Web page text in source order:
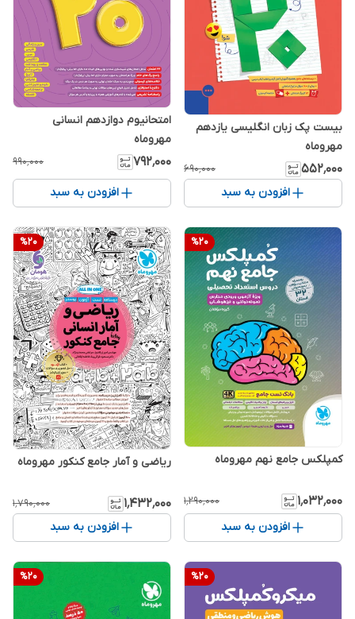
بیست پک زبان انگلیسی یازدهم
مهروماه
۵۵۲٬۰۰۰ ۶۹۰٬۰۰۰
افزودن به سبد
امتحانیوم دوازدهم انسانی
مهروماه
۷۹۲٬۰۰۰ ۹۹۰٬۰۰۰
افزودن به سبد
%20
کمپلکس جامع نهم مهروماه
۱٬۰۳۲٬۰۰۰ ۱٬۲۹۰٬۰۰۰
افزودن به سبد
%20
ریاضی و آمار جامع کنکور مهروماه
۱٬۴۳۲٬۰۰۰ ۱٬۷۹۰٬۰۰۰
افزودن به سبد
%20
%20